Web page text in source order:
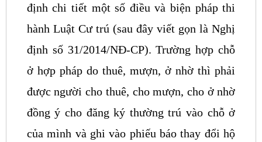
định chi tiết một số điều và biện pháp thi
hành Luật Cư trú (sau đây viết gọn là Nghị
định số 31/2014/NĐ-CP).Trường hợp chỗ
ở hợp pháp do thuê, mượn, ở nhờ thì phải
được người cho thuê, cho mượn, cho ở nhờ
đồng ý cho đăng ký thường trú vào chỗ ở
của mình và ghi vào phiếu báo thay đổi hộ